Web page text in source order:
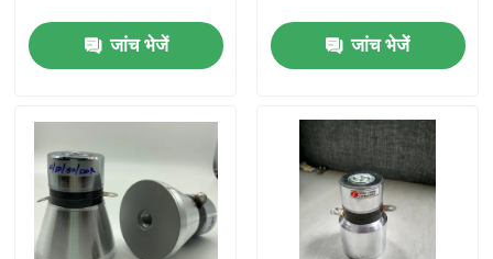
उत्पादों
हमारे बारे में
जांच भेजें जांच भेजें